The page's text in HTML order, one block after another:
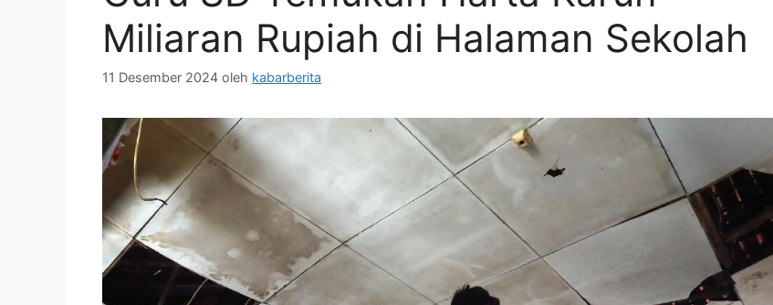
Miliaran Rupiah di Halaman Sekolah
11 Desember 2024 oleh kabarberita